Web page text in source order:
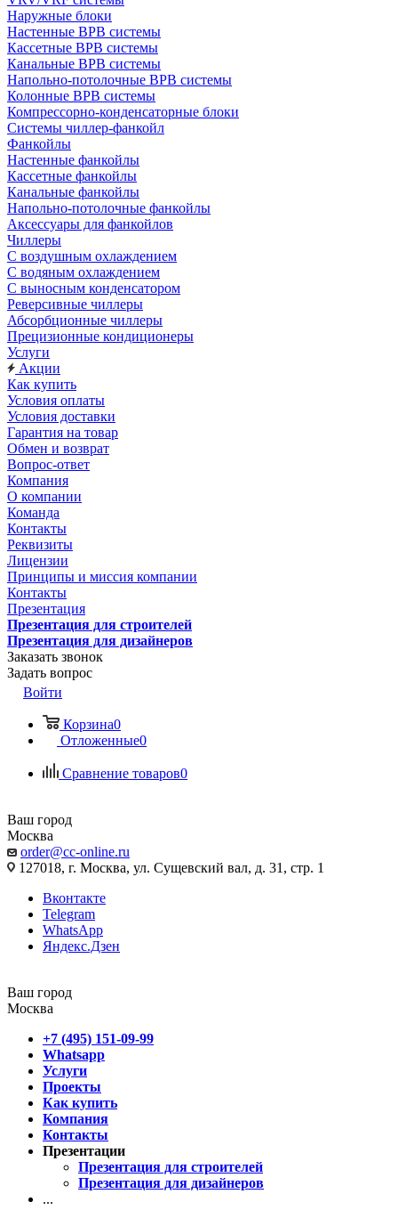
Наружные блоки
Настенные ВРВ системы
Кассетные ВРВ системы
Канальные ВРВ системы
Напольно-потолочные ВРВ системы
Колонные ВРВ системы
Компрессорно-конденсаторные блоки
Системы чиллер-фанкойл
Фанкойлы
Настенные фанкойлы
Кассетные фанкойлы
Канальные фанкойлы
Напольно-потолочные фанкойлы
Аксессуары для фанкойлов
Чиллеры
С воздушным охлаждением
С водяным охлаждением
С выносным конденсатором
Реверсивные чиллеры
Абсорбционные чиллеры
Прецизионные кондиционеры
Услуги
Акции
Как купить
Условия оплаты
Условия доставки
Гарантия на товар
Обмен и возврат
Вопрос-ответ
Компания
О компании
Команда
Контакты
Реквизиты
Лицензии
Принципы и миссия компании
Контакты
Презентация
Презентация для строителей
Презентация для дизайнеров
Заказать звонок
Задать вопрос
Войти
Корзина0
Отложенные0
Сравнение товаров0
Ваш город
Москва
order@cc-online.ru
127018, г. Москва, ул. Сущевский вал, д. 31, стр. 1
Вконтакте
Telegram
WhatsApp
Яндекс.Дзен
Ваш город
Москва
+7 (495) 151-09-99
Whatsapp
Услуги
Проекты
Как купить
Компания
Контакты
Презентации
Презентация для строителей
Презентация для дизайнеров
...